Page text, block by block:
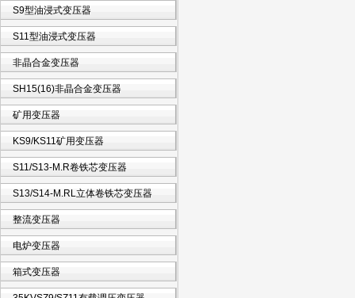
S9型油浸式变压器
S11型油浸式变压器
非晶合金变压器
SH15(16)非晶合金变压器
矿用变压器
KS9/KS11矿用变压器
S11/S13-M.R卷铁芯变压器
S13/S14-M.RL立体卷铁芯变压器
整流变压器
电炉变压器
箱式变压器